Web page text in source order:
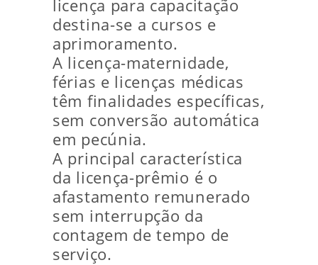
licença para capacitação
destina-se a cursos e
aprimoramento.
A licença-maternidade,
férias e licenças médicas
têm finalidades específicas,
sem conversão automática
em pecúnia.
A principal característica
da licença-prêmio é o
afastamento remunerado
sem interrupção da
contagem de tempo de
serviço.